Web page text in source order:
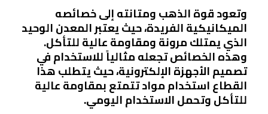
وتعود قوة الذهب ومتانته إلى خصائصه
الميكانيكية الفريدة، حيث يعتبر المعدن الوحيد
الذي يمتلك مرونة ومقاومة عالية للتأكل.
وهذه الخصائص تجعله مثالياً للاستخدام في
تصميم الأجهزة الإلكترونية، حيث يتطلب هذا
القطاع استخدام مواد تتمتع بمقاومة عالية
للتأكل وتحمل الاستخدام اليومي.